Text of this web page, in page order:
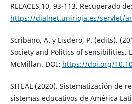
RELACES,10, 93-113. Recuperado de:
https://dialnet.unirioja.es/servlet/
Scribano, A. y Lisdero, P. (edits).
Society and Politics of sensibilities.
McMillan. DOI: https://doi.org/
SITEAL (2020). Sistematización de
sistemas educativos de América